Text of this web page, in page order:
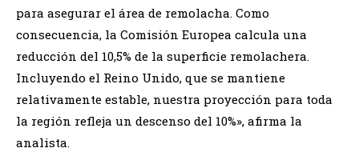
para asegurar el área de remolacha. Como
consecuencia, la Comisión Europea calcula una
reducción del 10,5% de la superficie remolachera.
Incluyendo el Reino Unido, que se mantiene
relativamente estable, nuestra proyección para toda
la región refleja un descenso del 10%», afirma la
analista.